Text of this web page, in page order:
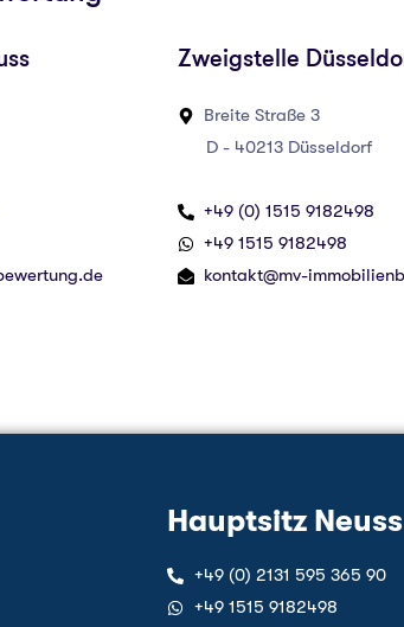
Zweigstelle
Breite Straße 3
D - 40213 Düsseldorf
+49 (0) 1515 9182498‬
‪+49 1515 9182498‬
kontakt@mv-
Hauptsitz Neuss
+49 (0) 2131 595 365 90
‪+49 1515 9182498‬